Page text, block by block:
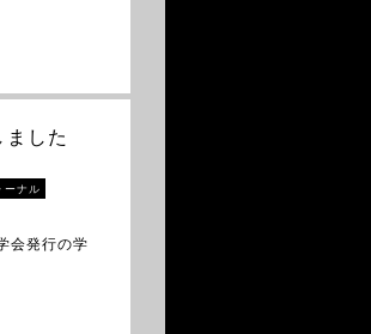
した
ーナル
会発行の学